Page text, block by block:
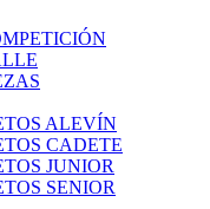
ALEVÍN
CADETE
JUNIOR
SENIOR